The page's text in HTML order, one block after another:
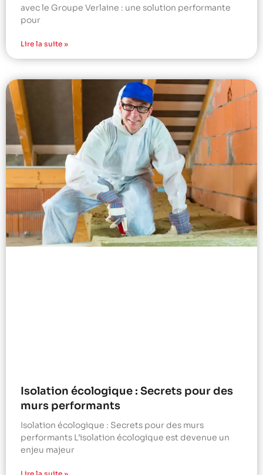
avec le Groupe Verlaine : une solution performante
pour
Lire la suite »
Isolation écologique : Secrets pour des
murs performants
Isolation écologique : Secrets pour des murs
performants L’isolation écologique est devenue un
enjeu majeur